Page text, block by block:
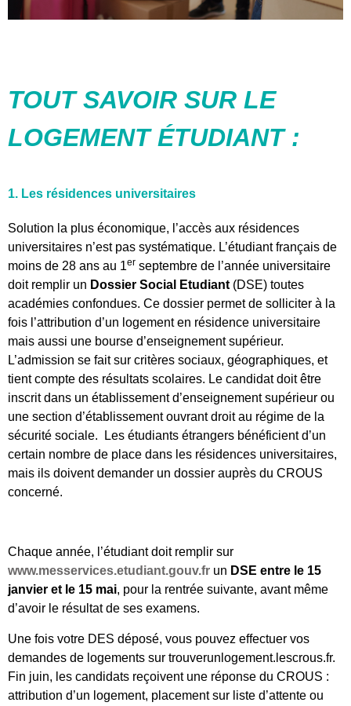
TOUT SAVOIR SUR LE
LOGEMENT ÉTUDIANT :
1. Les résidences universitaires
Solution la plus économique, l’accès aux résidences
universitaires n’est pas systématique. L’étudiant français de
moins de 28 ans au 1er septembre de l’année universitaire
doit remplir un Dossier Social Etudiant (DSE) toutes
académies confondues. Ce dossier permet de solliciter à la
fois l’attribution d’un logement en résidence universitaire
mais aussi une bourse d’enseignement supérieur.
L’admission se fait sur critères sociaux, géographiques, et
tient compte des résultats scolaires. Le candidat doit être
inscrit dans un établissement d’enseignement supérieur ou
une section d’établissement ouvrant droit au régime de la
sécurité sociale. Les étudiants étrangers bénéficient d’un
certain nombre de place dans les résidences universitaires,
mais ils doivent demander un dossier auprès du CROUS
concerné.
Chaque année, l’étudiant doit remplir sur
www.messervices.etudiant.gouv.fr un DSE entre le 15
janvier et le 15 mai, pour la rentrée suivante, avant même
d’avoir le résultat de ses examens.
Une fois votre DES déposé, vous pouvez effectuer vos
demandes de logements sur trouverunlogement.lescrous.fr.
Fin juin, les candidats reçoivent une réponse du CROUS :
attribution d’un logement, placement sur liste d’attente ou